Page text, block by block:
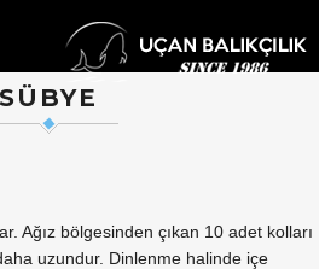
SÜBYE
Ağız bölgesinden çıkan 10 adet kolları
uzundur. Dinlenme halinde içe